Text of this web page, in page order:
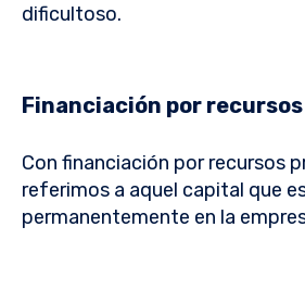
dificultoso.
Financiación por
Con financiación por recursos
referimos a aquel capital que
permanentemente en la